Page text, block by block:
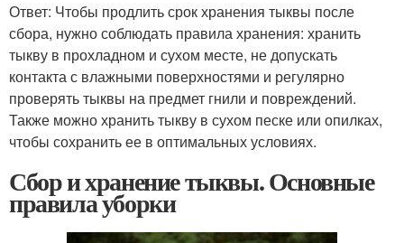
Ответ: Чтобы продлить срок хранения тыквы после
сбора, нужно соблюдать правила хранения: хранить
тыкву в прохладном и сухом месте, не допускать
контакта с влажными поверхностями и регулярно
проверять тыквы на предмет гнили и повреждений.
Также можно хранить тыкву в сухом песке или опилках,
чтобы сохранить ее в оптимальных условиях.
Сбор и хранение тыквы. Основные
правила уборки